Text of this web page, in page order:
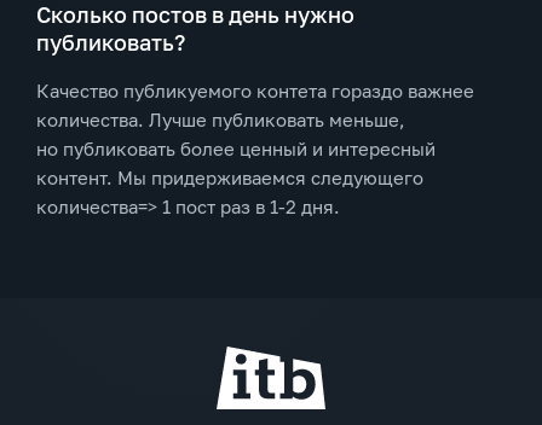
Сколько постов в день нужно
публиковать?
Качество публикуемого контета гораздо важнее
количества. Лучше публиковать меньше,
но публиковать более ценный и интересный
контент. Мы придерживаемся следующего
количества=> 1 пост раз в 1-2 дня.